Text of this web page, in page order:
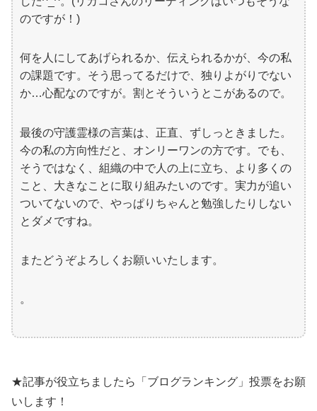
のですが！)
何を人にしてあげられるか、伝えられるかが、今の私
の課題です。そう思ってるだけで、独りよがりでない
か…心配なのですが。割とそういうとこがあるので。
最後の守護霊様の言葉は、正直、ずしっときました。
今の私の方向性だと、オンリーワンの方です。でも、
そうではなく、組織の中で人の上に立ち、より多くの
こと、大きなことに取り組みたいのです。実力が追い
ついてないので、やっぱりちゃんと勉強したりしない
とダメですね。
またどうぞよろしくお願いいたします。
。
★記事が役立ちましたら「ブログランキング」投票をお願
いします！